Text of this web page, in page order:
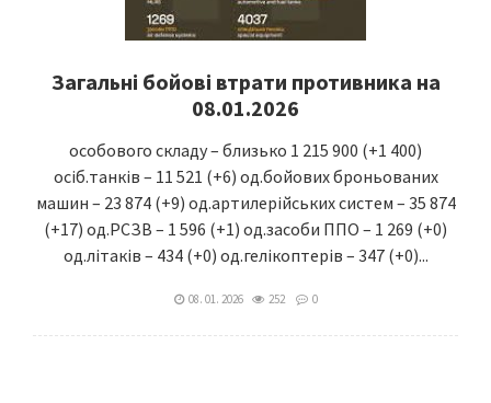
Загальні бойові втрати противника на
08.01.2026
особового складу – близько 1 215 900 (+1 400)
осіб.танків – 11 521 (+6) од.бойових броньованих
машин – 23 874 (+9) од.артилерійських систем – 35 874
(+17) од.РСЗВ – 1 596 (+1) од.засоби ППО – 1 269 (+0)
од.літаків – 434 (+0) од.гелікоптерів – 347 (+0)...
08. 01. 2026 252 0